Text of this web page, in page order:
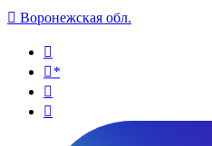
 Воронежская обл.

*

